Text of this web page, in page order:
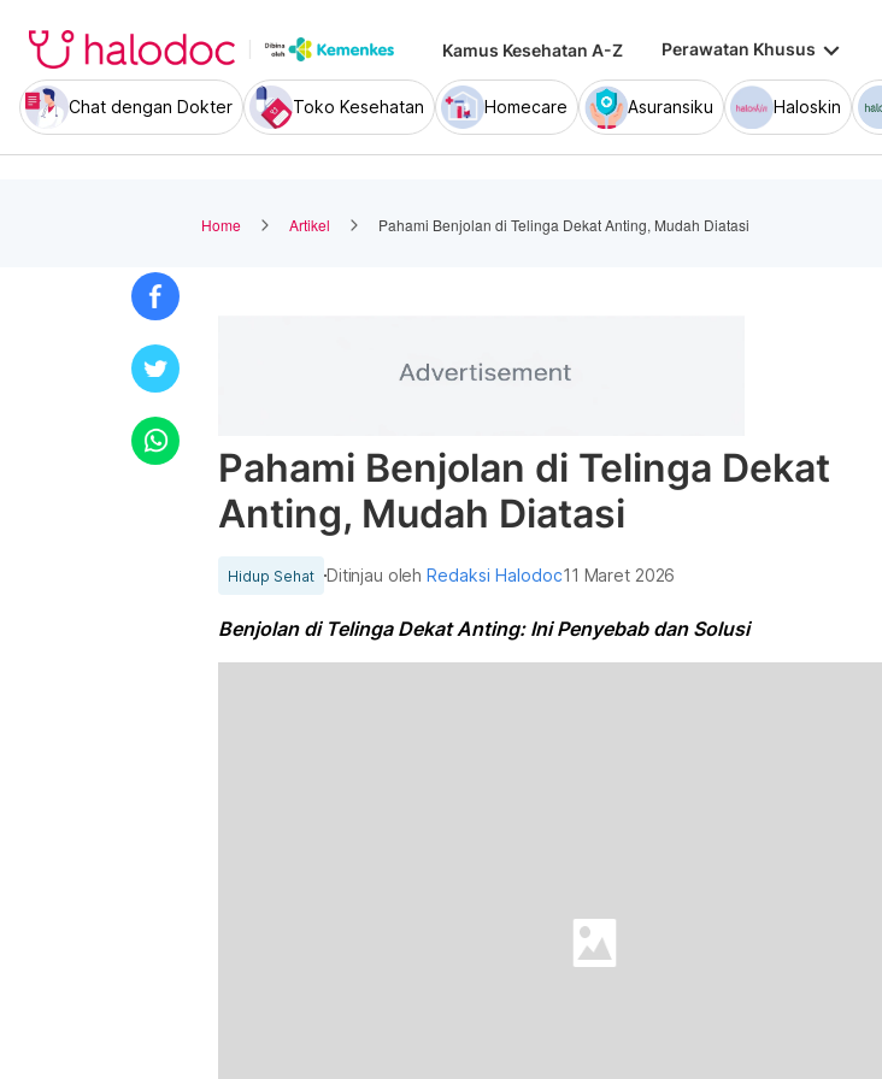
Kamus Kesehatan A-Z Perawatan Khusus keyboard_arrow_down
Chat dengan Dokter Toko Kesehatan Homecare Asuransiku Haloskin
Home Artikel Pahami Benjolan di Telinga Dekat Anting, Mudah Diatasi
Pahami Benjolan di Telinga Dekat
Anting, Mudah Diatasi
Hidup Sehat Ditinjau olehRedaksi Halodoc11 Maret 2026
Benjolan di Telinga Dekat Anting: Ini Penyebab dan Solusi